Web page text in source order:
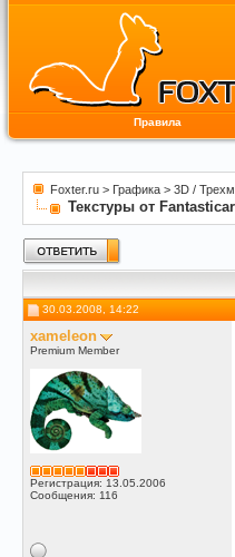
Правила
Foxter.ru > Графика > 3D /
Текстуры от
30.03.2008, 14:22
xameleon
Premium Member
Регистрация: 13.05.2006
Сообщения: 116